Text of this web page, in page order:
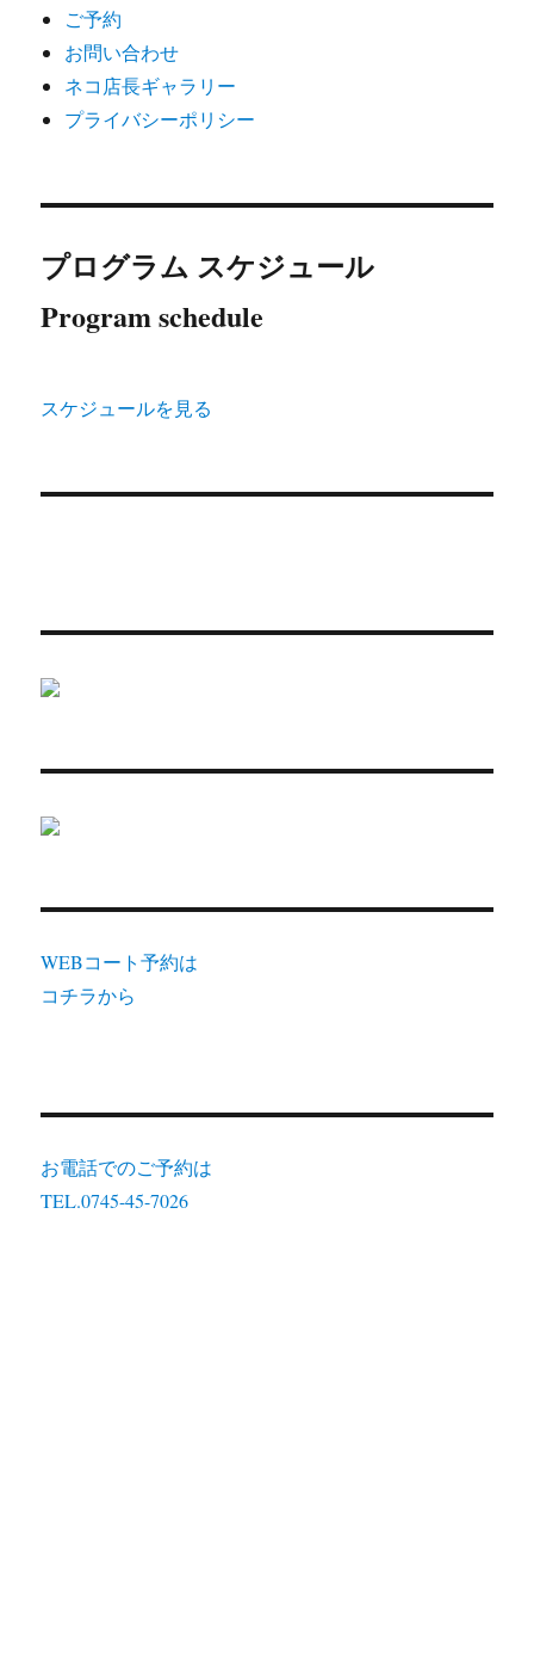
ご予約
お問い合わせ
ネコ店長ギャラリー
プライバシーポリシー
プログラム スケジュール
Program schedule
スケジュールを見る
WEBコート予約は
コチラから
お電話でのご予約は
TEL.0745-45-7026